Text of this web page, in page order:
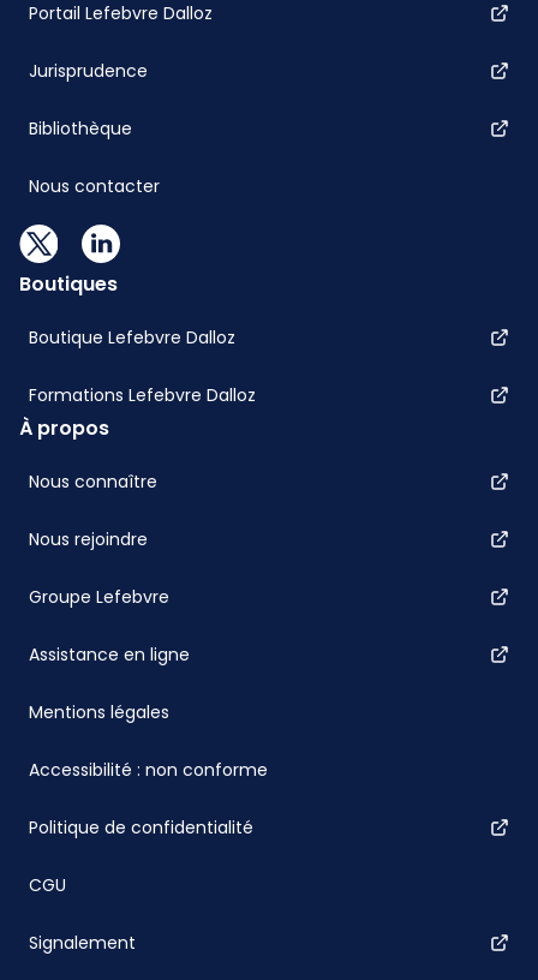
Portail Lefebvre Dalloz
Jurisprudence
Bibliothèque
Nous contacter
Boutiques
Boutique Lefebvre Dalloz
Formations Lefebvre Dalloz
À propos
Nous connaître
Nous rejoindre
Groupe Lefebvre
Assistance en ligne
Mentions légales
Accessibilité : non conforme
Politique de confidentialité
CGU
Signalement